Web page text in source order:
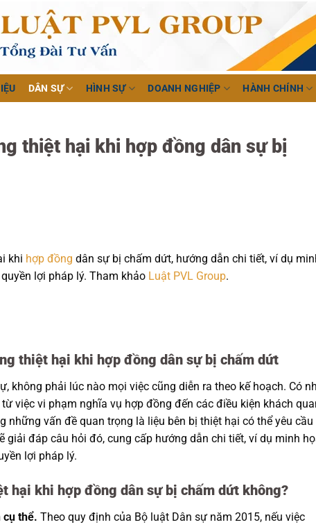
DÂN SỰ HÌNH SỰ DOANH NGHIỆP HÀNH CHÍNH
thiệt hại khi hợp đồng dân sự bị
khi hợp đồng dân sự bị chấm dứt, hướng dẫn chi tiết, ví dụ
lợi pháp lý. Tham khảo Luật PVL Group.
thiệt hại khi hợp đồng dân sự bị chấm dứt
không phải lúc nào mọi việc cũng diễn ra theo kế hoạch. Có
việc vi phạm nghĩa vụ hợp đồng đến các điều kiện khách
những vấn đề quan trọng là liệu bên bị thiệt hại có thể yêu cầu
giải đáp câu hỏi đó, cung cấp hướng dẫn chi tiết, ví dụ minh
lợi pháp lý.
hại khi hợp đồng dân sự bị chấm dứt không?
cụ thể. Theo quy định của Bộ luật Dân sự năm 2015, nếu việc